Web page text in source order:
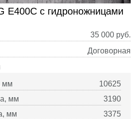
E400C с гидроножницами
35 000 руб.
Договорная
мм
10625
мм
3190
мм
3375